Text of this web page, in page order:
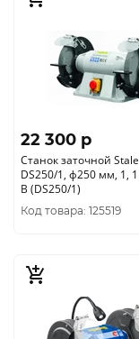
22 300 p
Станок заточной
DS250/1, ф250 мм, 1, 1 кВт, 380
В (DS250/1)
Код товара: 125519